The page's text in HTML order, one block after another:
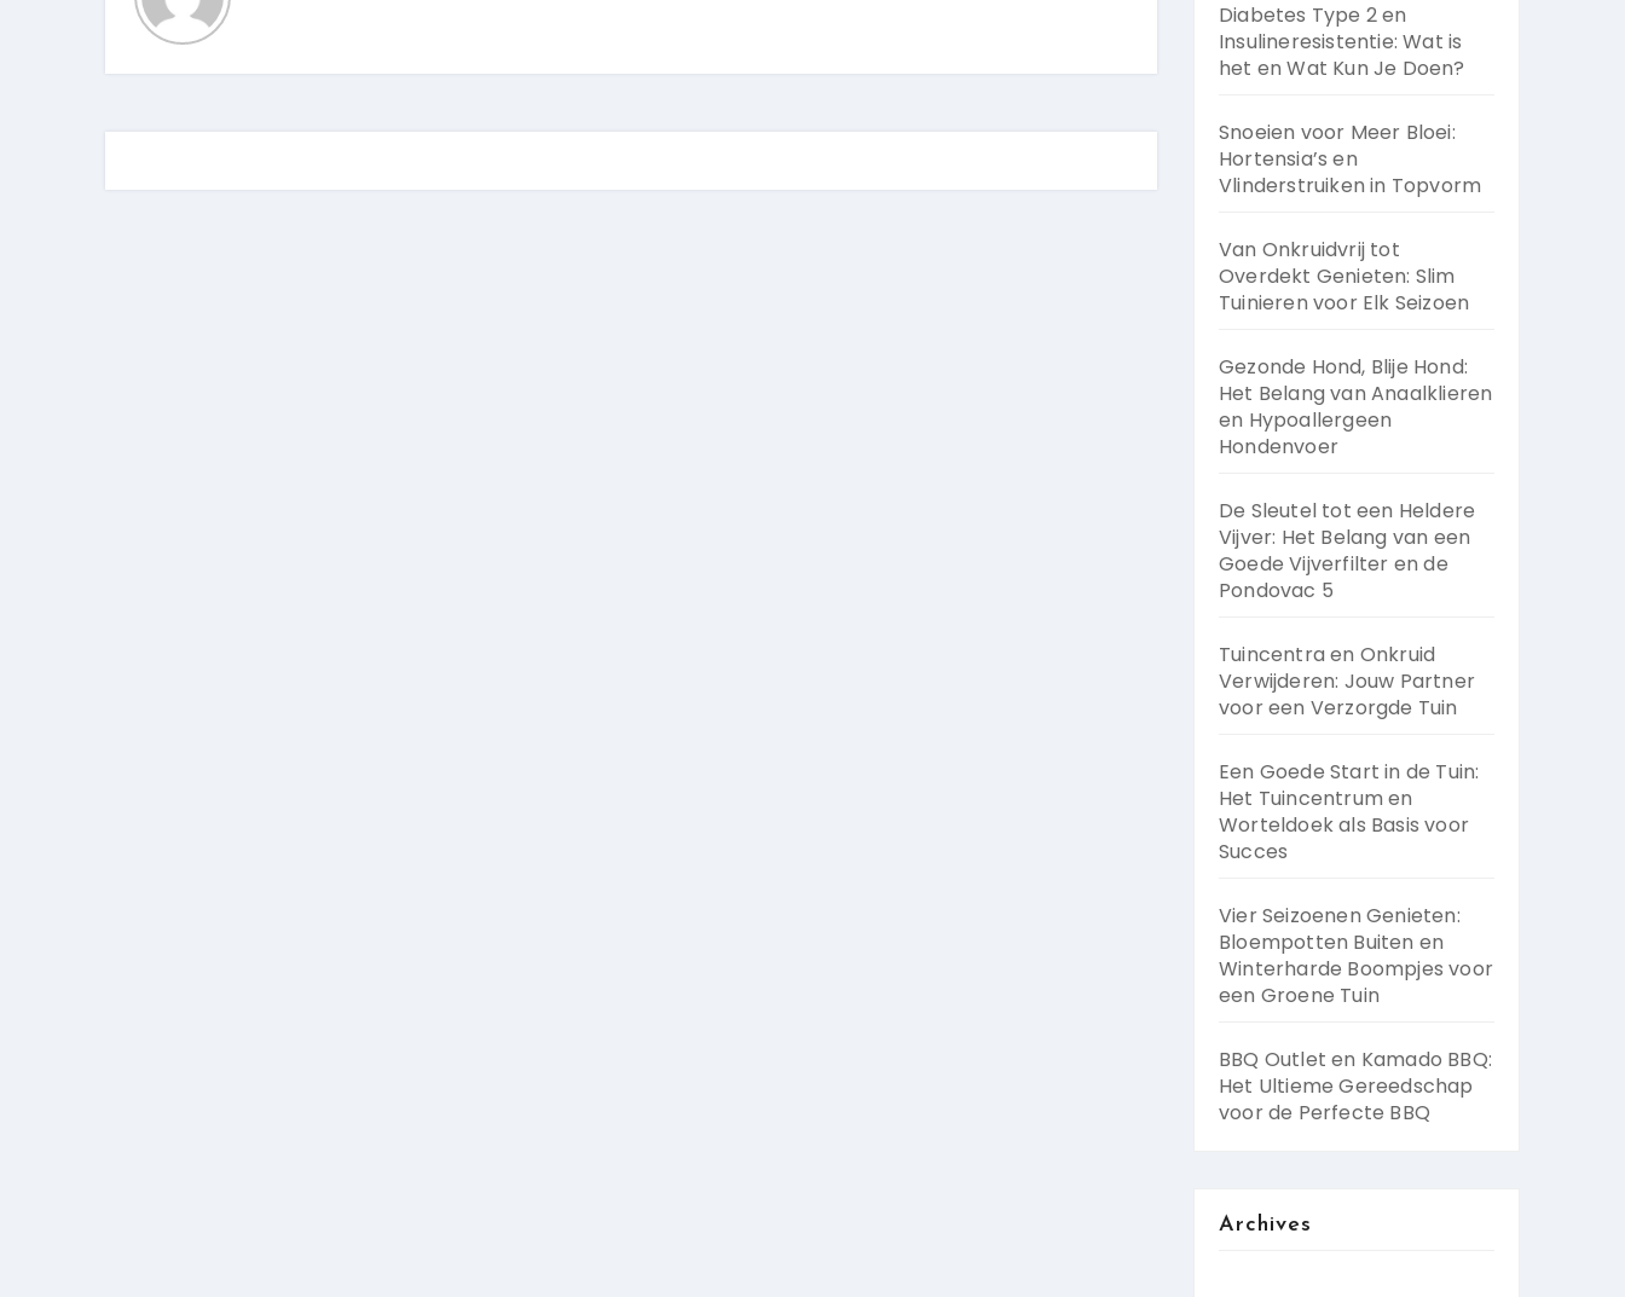
Diabetes Type 2 en
Insulineresistentie: Wat is
het en Wat Kun Je Doen?
Snoeien voor Meer Bloei:
Hortensia’s en
Vlinderstruiken in Topvorm
Van Onkruidvrij tot
Overdekt Genieten: Slim
Tuinieren voor Elk Seizoen
Gezonde Hond, Blije Hond:
Het Belang van Anaalklieren
en Hypoallergeen
Hondenvoer
De Sleutel tot een Heldere
Vijver: Het Belang van een
Goede Vijverfilter en de
Pondovac 5
Tuincentra en Onkruid
Verwijderen: Jouw Partner
voor een Verzorgde Tuin
Een Goede Start in de Tuin:
Het Tuincentrum en
Worteldoek als Basis voor
Succes
Vier Seizoenen Genieten:
Bloempotten Buiten en
Winterharde Boompjes voor
een Groene Tuin
BBQ Outlet en Kamado BBQ:
Het Ultieme Gereedschap
voor de Perfecte BBQ
Archives